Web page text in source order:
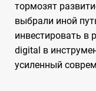
тормозят
выбрали иной
инвестировать в
digital в
усиленный